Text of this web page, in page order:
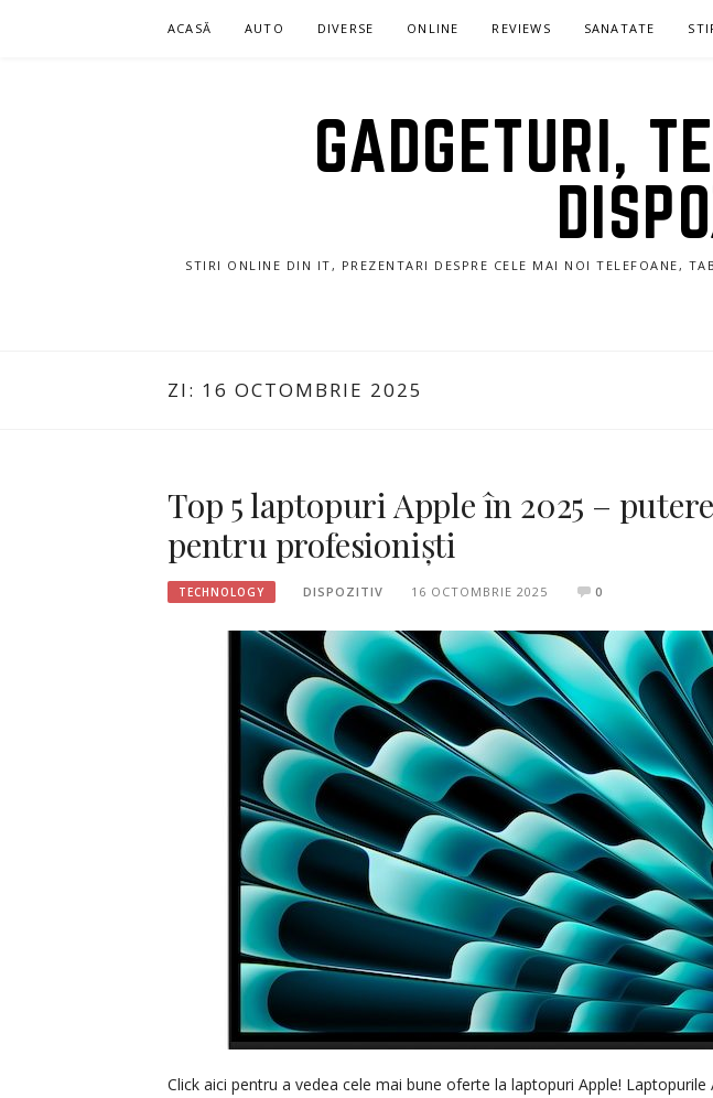
ACASĂ AUTO DIVERSE ONLINE REVIEWS SANATATE
GADGETURI,
STIRI ONLINE DIN IT, PREZENTARI DESPRE CELE MAI NOI TELEFOANE,
ZI: 16 OCTOMBRIE 2025
Top 5 laptopuri Apple în 2025 –
pentru profesioniști
TECHNOLOGY DISPOZITIV 16 OCTOMBRIE 2025 0
Click aici pentru a vedea cele mai bune oferte la laptopuri Apple!